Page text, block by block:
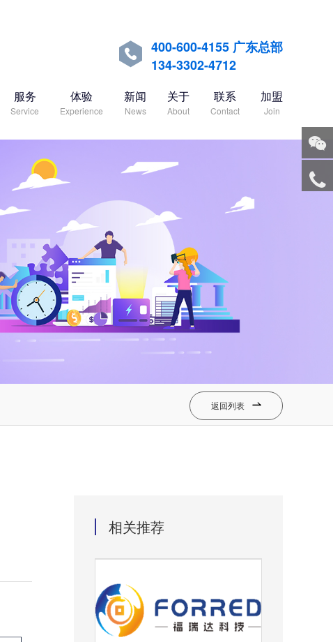

400-600-4155 广东总部
134-3302-4712
服务
Service
体验
Experience
新闻
News
关于
About
联系
Contact
加盟
Join
返回列表 
相关推荐
微信